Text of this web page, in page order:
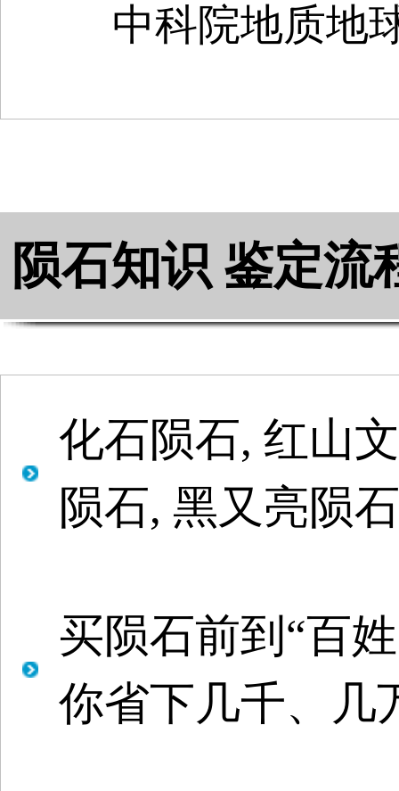
中科院地质地
陨石知识 鉴定流
化石陨石, 红山
陨石, 黑又亮陨
买陨石前到“百
你省下几千、几